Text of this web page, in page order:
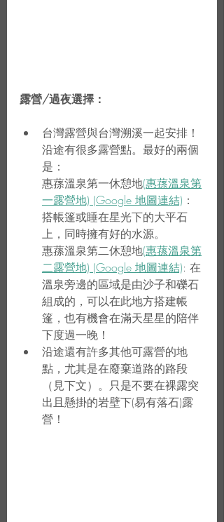
露營/過夜選擇：
台灣露營與台灣溯溪一起安排！
沿途有很多露營點。最好的兩個
是：
惠蓀溫泉第一休憩地(惠蓀溫泉第
一露營地) (Google 地圖連結) ：
搭帳篷或睡在星光下的大平石
上，同時擁有好的水源。
惠蓀溫泉第二休憩地(惠蓀溫泉第
二露營地) (Google 地圖連結): 在
溫泉旁邊的區域是由沙子和礫石
組成的，可以在此地方搭建帳
篷，也有機會在滿天星星的陪伴
下度過一晚！
沿途還有許多其他可露營的地
點，尤其是在廢棄道路的路段
（見下文）。只是不要在裸露突
出且懸掛的岩壁下(易有落石)露
營！